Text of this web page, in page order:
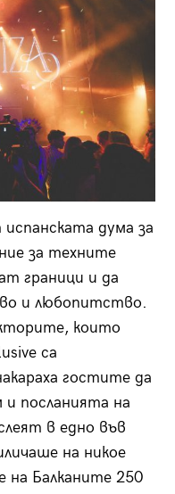
дума за
за техните
граници и да
и любопитство.
които
са
гостите да
посланията на
в едно във
на никое
на Балканите 250